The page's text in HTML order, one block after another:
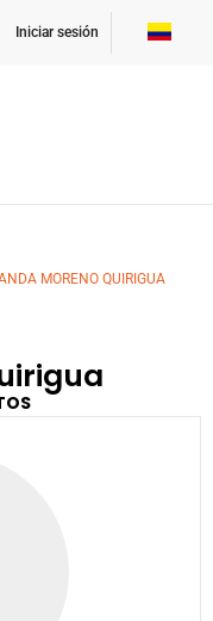
Iniciar sesión
MORENO QUIRIGUA